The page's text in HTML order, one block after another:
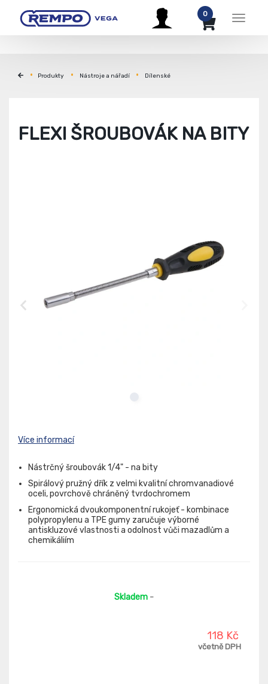
Menu
0
Produkty Nástroje a nářadí Dílenské
FLEXI ŠROUBOVÁK NA BITY
Více informací
Nástrčný šroubovák 1/4" - na bity
Spirálový pružný dřík z velmi kvalitní chromvanadiové
oceli, povrchově chráněný tvrdochromem
Ergonomická dvoukomponentní rukojeť - kombinace
polypropylenu a TPE gumy zaručuje výborné
antiskluzové vlastnosti a odolnost vůči mazadlům a
chemikáliím
Skladem -
118 Kč
včetně DPH